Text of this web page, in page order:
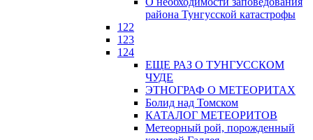
района Тунгусской катастрофы
122
123
124
ЕЩЕ РАЗ О ТУНГУССКОМ
ЧУДЕ
ЭТНОГРАФ О МЕТЕОРИТАХ
Болид над Томском
КАТАЛОГ МЕТЕОРИТОВ
Метеорный рой, порожденный